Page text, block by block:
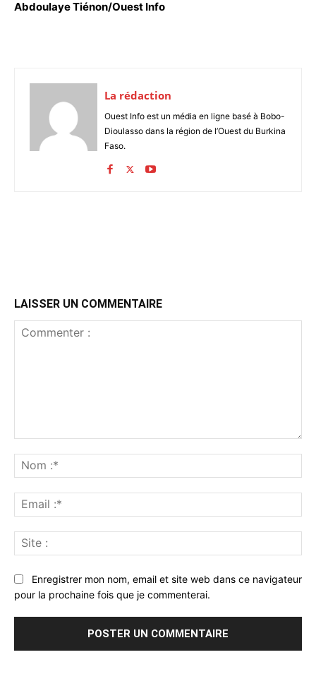
Abdoulaye Tiénon/Ouest Info
La rédaction
Ouest Info est un média en ligne basé à Bobo-
Dioulasso dans la région de l’Ouest du Burkina
Faso.
LAISSER UN COMMENTAIRE
:*
:*
:
Enregistrer mon nom, email et site web dans ce navigateur
pour la prochaine fois que je commenterai.